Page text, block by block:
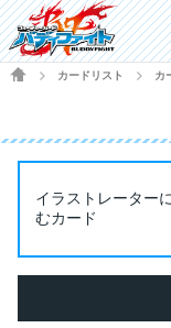
HOME
カードリスト カ
イラストレーター
むカード